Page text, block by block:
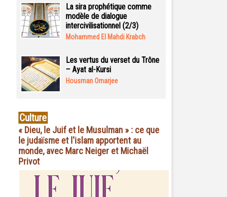
La sira prophétique comme
modèle de dialogue
intercivilisationnel (2/3)
Mohammed El Mahdi Krabch
Les vertus du verset du Trône
– Ayat al-Kursi
Housman Omarjee
Culture
« Dieu, le Juif et le Musulman » : ce que
le judaïsme et l'islam apportent au
monde, avec Marc Neiger et Michaël
Privot